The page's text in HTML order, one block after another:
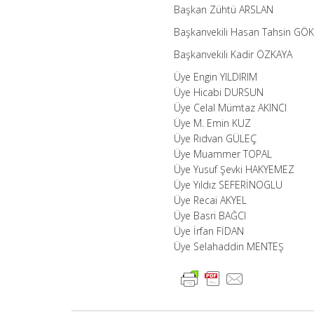
Başkan Zühtü ARSLAN
Başkanvekili Hasan Tahsin
Başkanvekili Kadir ÖZKAYA
Üye Engin YILDIRIM
Üye Hicabi DURSUN
Üye Celal Mümtaz AKINCI
Üye M. Emin KUZ
Üye Rıdvan GÜLEÇ
Üye Muammer TOPAL
Üye Yusuf Şevki HAKYEMEZ
Üye Yıldız SEFERİNOGLU
Üye Recai AKYEL
Üye Basri BAĞCI
Üye İrfan FİDAN
Üye Selahaddin MENTEŞ